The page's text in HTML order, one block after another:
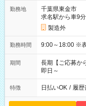
勤務地
千葉県東金市
求名駅から車9分
製造外
勤務時間 9:00
期間
長期【ご応募か
即日～
特徴 日払いOK / 履歴